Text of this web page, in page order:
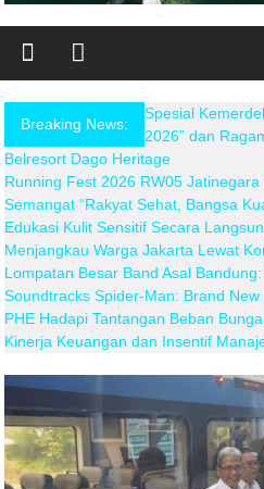
Breaking News:
Spesial
2026” dan
Belresort Dago Heritage
Running Fest 2026 RW05
Semangat “Rakyat Sehat, Bangsa
Edukasi Kulit Sensitif Secara
Menjangkau Warga Jakarta Lewat
Lompatan Besar Band Asal
Soundtracks Spider-Man: Brand New
PHE Hadapi Tantangan Beban
Kinerja Keuangan dan Insentif